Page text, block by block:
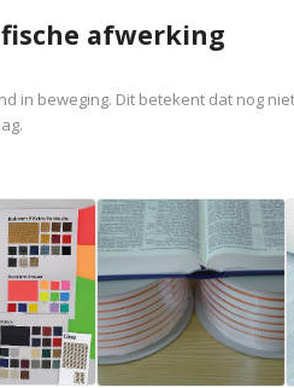
afwerking
in beweging. Dit betekent dat nog